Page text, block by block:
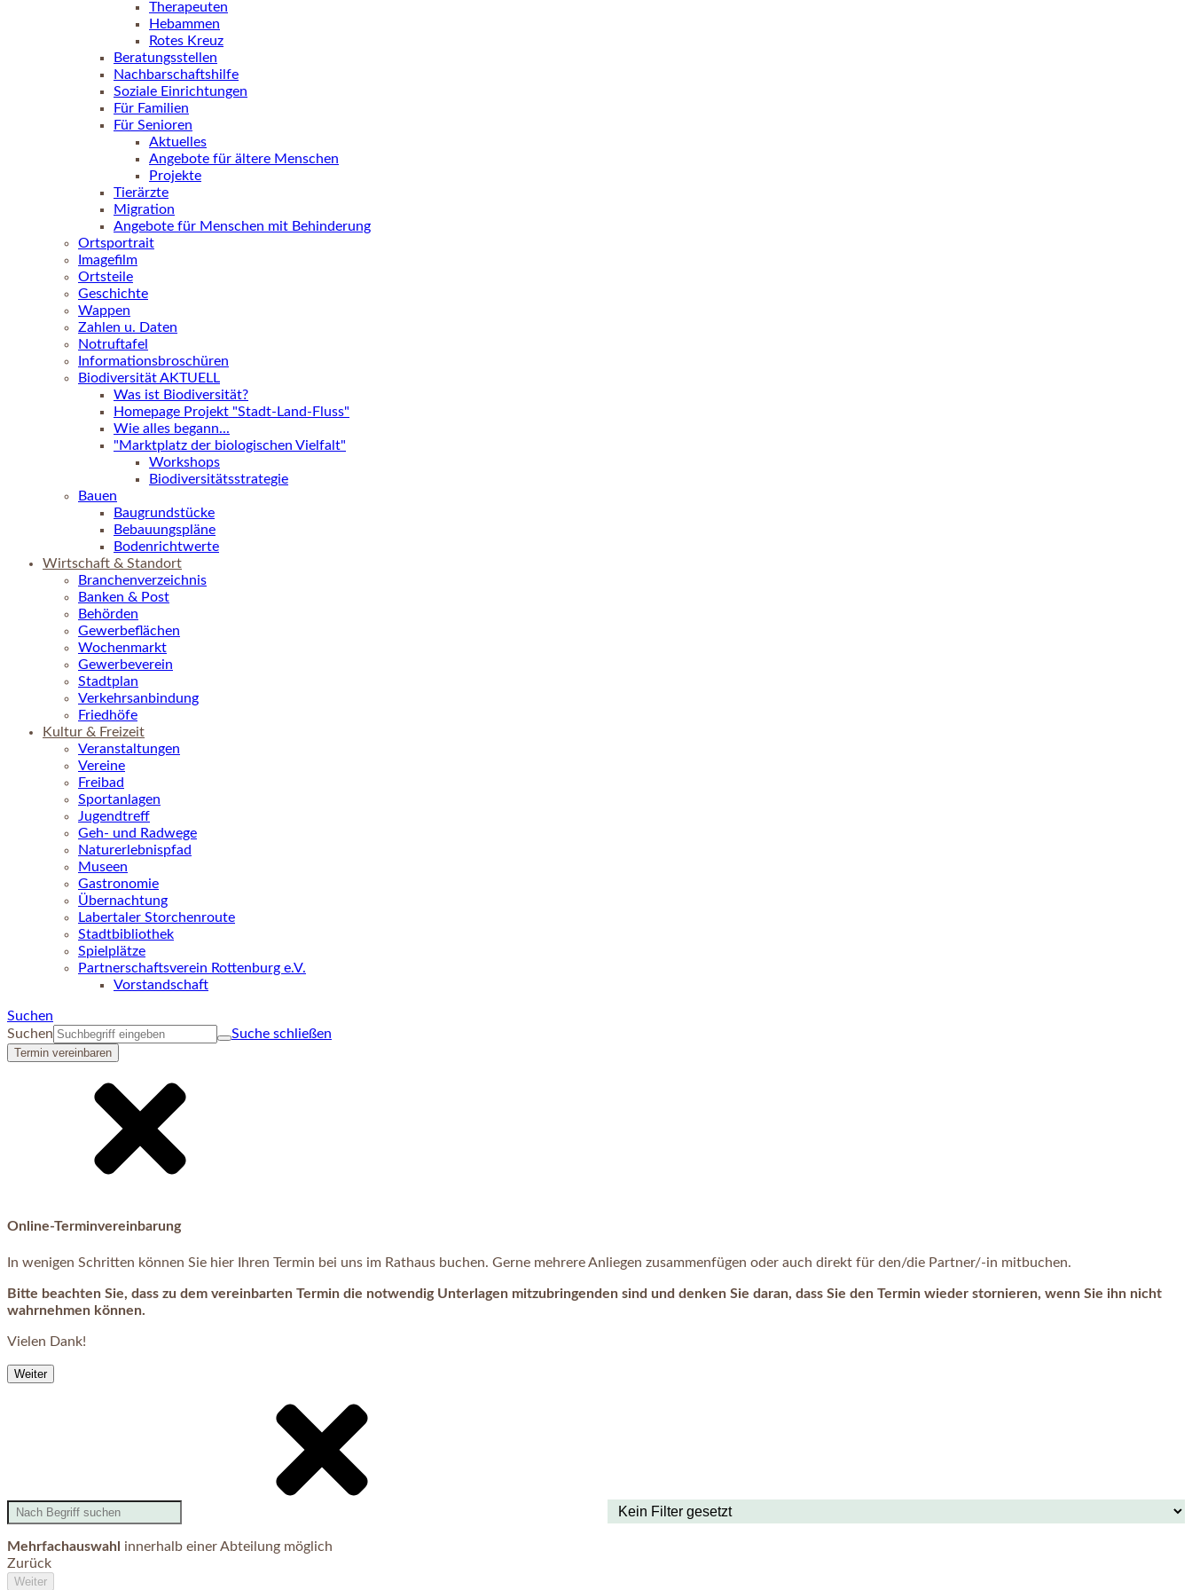
Therapeuten
Hebammen
Rotes Kreuz
Beratungsstellen
Nachbarschaftshilfe
Soziale Einrichtungen
Für Familien
Für Senioren
Aktuelles
Angebote für ältere Menschen
Projekte
Tierärzte
Migration
Angebote für Menschen mit Behinderung
Ortsportrait
Imagefilm
Ortsteile
Geschichte
Wappen
Zahlen u. Daten
Notruftafel
Informationsbroschüren
Biodiversität AKTUELL
Was ist Biodiversität?
Homepage Projekt "Stadt-Land-Fluss"
Wie alles begann...
"Marktplatz der biologischen Vielfalt"
Workshops
Biodiversitätsstrategie
Bauen
Baugrundstücke
Bebauungspläne
Bodenrichtwerte
Wirtschaft & Standort
Branchenverzeichnis
Banken & Post
Behörden
Gewerbeflächen
Wochenmarkt
Gewerbeverein
Stadtplan
Verkehrsanbindung
Friedhöfe
Kultur & Freizeit
Veranstaltungen
Vereine
Freibad
Sportanlagen
Jugendtreff
Geh- und Radwege
Naturerlebnispfad
Museen
Gastronomie
Übernachtung
Labertaler Storchenroute
Stadtbibliothek
Spielplätze
Partnerschaftsverein Rottenburg e.V.
Vorstandschaft
Suchen
Suchen
Suche schließen
Termin vereinbaren
Online-Terminvereinbarung
In wenigen Schritten können Sie hier Ihren Termin bei uns im Rathaus buchen. Gerne mehrere Anliegen zusammenfügen oder auch direkt für den/die Partner/-in mitbuchen.
Bitte beachten Sie, dass zu dem vereinbarten Termin die notwendig Unterlagen mitzubringenden sind und denken Sie daran, dass Sie den Termin wieder stornieren, wenn Sie ihn nicht
wahrnehmen können.
Vielen Dank!
Weiter
Mehrfachauswahl innerhalb einer Abteilung möglich
Zurück
Weiter